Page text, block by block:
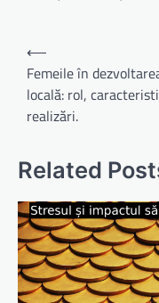
Navigare
în
articole
⟵
Femeile în
locală: rol,
realizări.
Related